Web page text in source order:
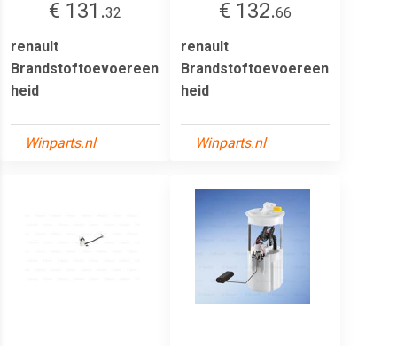
€ 131.32
renault
Brandstoftoevoereen
heid
Winparts.nl
€ 132.66
renault
Brandstoftoevoereen
heid
Winparts.nl